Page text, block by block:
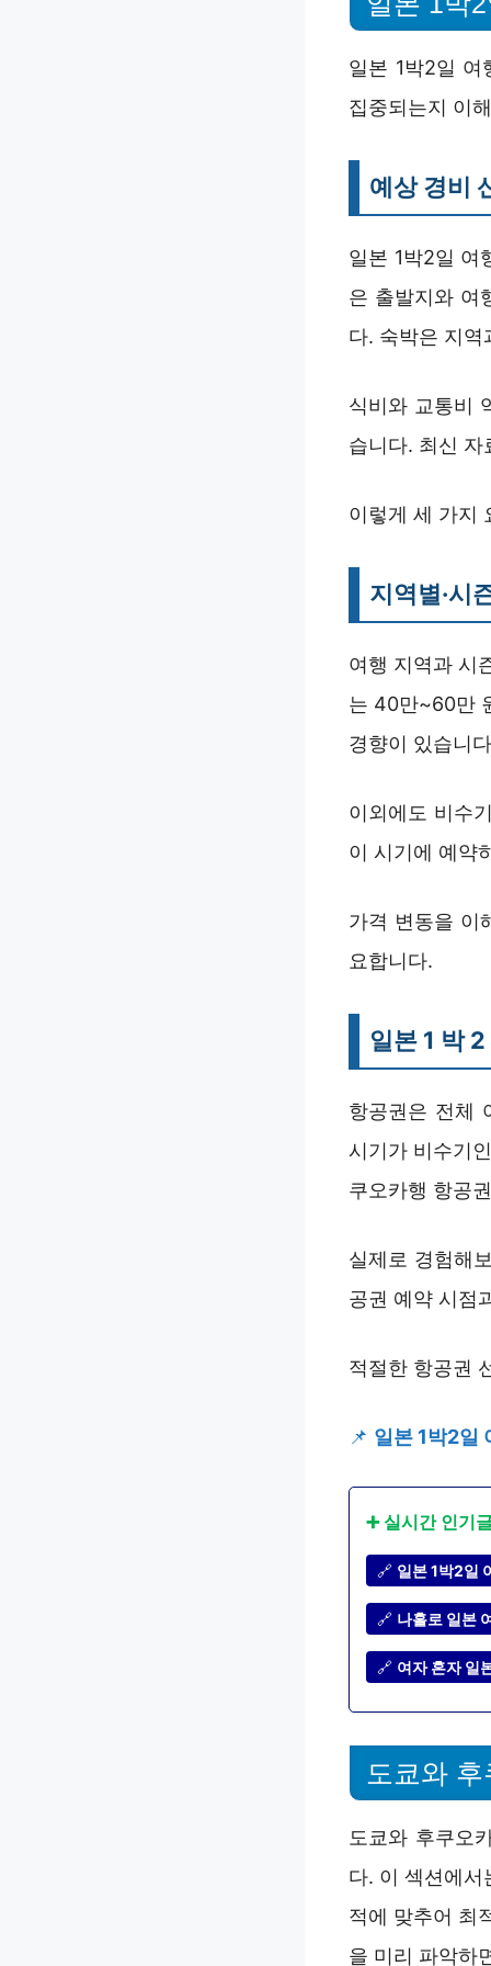
일본 1박2일 여
집중되는지 이
예상 경비
일본 1박2일 여
은 출발지와 여
다. 숙박은 지역
식비와 교통비
습니다. 최신
이렇게 세 가지
지역별·시
여행 지역과 시
는 40만~60만
경향이 있습니
이외에도 비수
이 시기에 예약
가격 변동을 이
요합니다.
일본 1 박
항공권은 전체
시기가 비수기
쿠오카행 항공
실제로 경험해
공권 예약 시점
적절한 항공권
📌 일본 1박2일
➕ 실시간 인기
🔗 일본 1박2일
🔗 나홀로 일본
🔗 여자 혼자 일
도쿄와
도쿄와 후쿠오
다. 이 섹션에
적에 맞추어 최
을 미리 파악하